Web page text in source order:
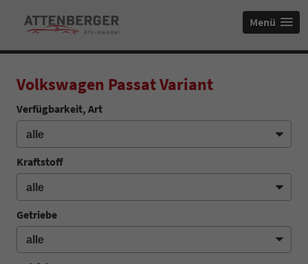
Menü
Volkswagen Passat Variant
Verfügbarkeit, Art
Kraftstoff
Getriebe